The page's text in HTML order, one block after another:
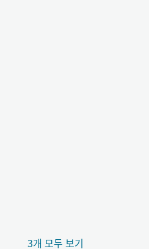
3개 모두 보기